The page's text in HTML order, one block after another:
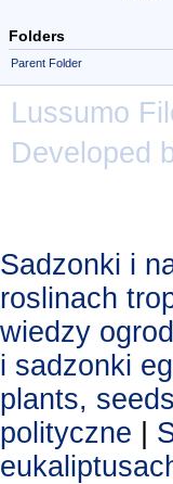
Folders
Parent Folder
Lussumo
Developed
Sadzonki i
roslinach
wiedzy
i sadzonki
plants,
polityczne